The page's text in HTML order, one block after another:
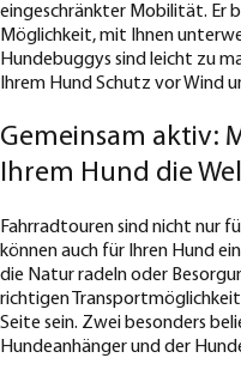
eingeschränkter Mobilität. Er
Möglichkeit, mit Ihnen
Hundebuggys sind leicht zu
Ihrem Hund Schutz vor Wind
Gemeinsam aktiv:
Ihrem Hund die
Fahrradtouren sind nicht nur
können auch für Ihren Hund
die Natur radeln oder
richtigen
Seite sein. Zwei besonders
Hundeanhänger und der